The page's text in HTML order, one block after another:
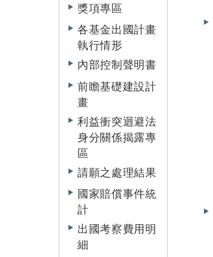
獎項專區
各基金出國計畫
執行情形
內部控制聲明書
前瞻基礎建設計
畫
利益衝突迴避法
身分關係揭露專
區
請願之處理結果
國家賠償事件統
計
出國考察費用明
細